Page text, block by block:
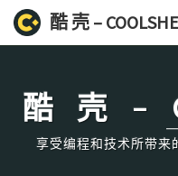
酷 壳 –
酷 壳 –
享受编程和技术所带